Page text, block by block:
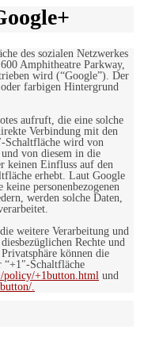
des sozialen Netzwerkes
Amphitheatre Parkway,
wird (“Google”). Der
farbigen Hintergrund
aufruft, die eine solche
Verbindung mit den
Schaltfläche wird von
von diesem in die
keinen Einfluss auf den
erhebt. Laut Google
personenbezogenen
werden solche Daten,
weitere Verarbeitung und
Rechte und
können die
“+1″-Schaltfläche
policy/+1button.html und
.